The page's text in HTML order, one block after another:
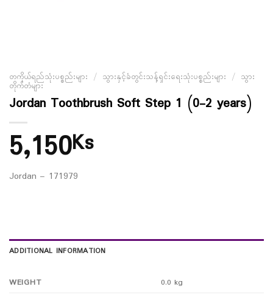
တကိုယ်ရည်သုံးပစ္စည်းများ / သွားနှင့်ခံတွင်းသန့်ရှင်းရေးသုံးပစ္စည်းများ / သွား
တိုက်တံများ
Jordan Toothbrush Soft Step 1 (0-2 years)
5,150Ks
Jordan – 171979
ADDITIONAL INFORMATION
WEIGHT 0.0 kg